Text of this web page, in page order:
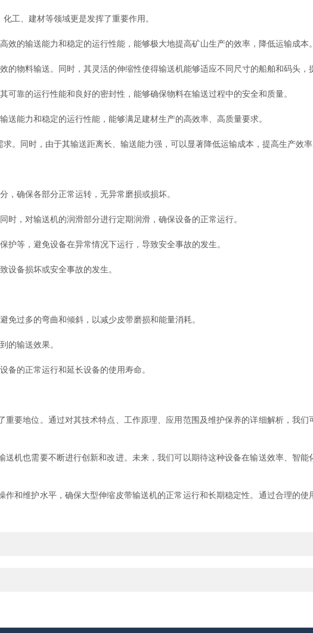
、建材等领域更是发挥了重要作用。
输送能力和稳定的运行性能，能够极大地提高矿山生产的效率，降低运输成本。
料输送。同时，其灵活的伸缩性使得输送机能够适应不同尺寸的船舶和码头，
靠的运行性能和良好的密封性，能够确保物料在输送过程中的安全和质量。
能力和稳定的运行性能，能够满足建材生产的高效率、高质量要求。
同时，由于其输送距离长、输送能力强，可以显著降低运输成本，提高生产效率
确保各部分正常运转，无异常磨损或损坏。
，对输送机的润滑部分进行定期润滑，确保设备的正常运行。
等，避免设备在异常情况下运行，导致安全事故的发生。
备损坏或安全事故的发生。
过多的弯曲和倾斜，以减少皮带磨损和能量消耗。
输送效果。
的正常运行和延长设备的使用寿命。
地位。通过对其技术特点、工作原理、应用范围及维护保养的详细解析，我们
也需要不断进行创新和改进。未来，我们可以期待这种设备在输送效率、智能
维护水平，确保大型伸缩皮带输送机的正常运行和长期稳定性。通过合理的使